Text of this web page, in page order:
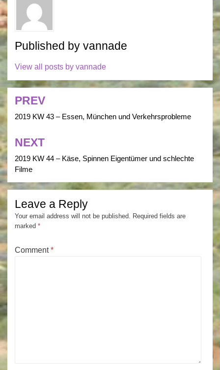
Published by vannade
View all posts by vannade
Post
navigation
PREV
2019 KW 43 – Essen, München und Verkehrsprobleme
NEXT
2019 KW 44 – Käse, Spinnen Eigentümer und schlechte
Filme
Leave a Reply
Your email address will not be published. Required fields are
marked *
Comment*